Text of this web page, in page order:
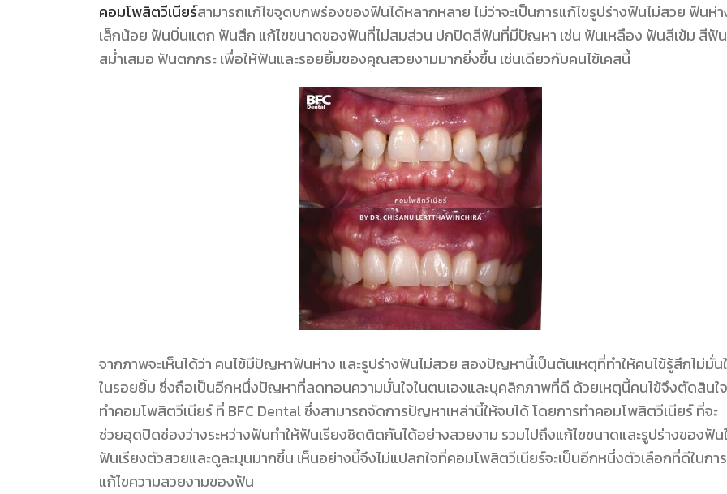
คอมโพสิตวีเนียร์สามารถแก้ไขจุดบกพร่องของฟันได้หลากหลาย ไม่ว่าจะเป็นการแก้ไขรูปร่างฟันไม่สวย ฟันห่
เล็กน้อย ฟันบิ่นแตก ฟันสึก แก้ไขขนาดของฟันที่ไม่สมส่วน ปกปิดสีฟันที่มีปัญหา เช่น ฟันเหลือง ฟันสีเข้ม สีฟั
สม่ำเสมอ ฟันตกกระ เพื่อให้ฟันและรอยยิ้มของคุณสวยงามมากยิ่งขึ้น เช่นเดียวกับคนไข้เคสนี้
จากภาพจะเห็นได้ว่า คนไข้มีปัญหาฟันห่าง และรูปร่างฟันไม่สวย สองปัญหานี้เป็นต้นเหตุที่ทำให้คนไข้รู้สึกไม่มั่น
ในรอยยิ้ม ซึ่งถือเป็นอีกหนึ่งปัญหาที่ลดทอนความมั่นใจในตนเองและบุคลิกภาพที่ดี ด้วยเหตุนี้คนไข้จึงตัดสินใจ
ทำคอมโพสิตวีเนียร์ ที่ BFC Dental ซึ่งสามารถจัดการปัญหาเหล่านี้ให้จบได้ โดยการทำคอมโพสิตวีเนียร์ ที่จะ
ช่วยอุดปิดช่องว่างระหว่างฟันทำให้ฟันเรียงชิดติดกันได้อย่างสวยงาม รวมไปถึงแก้ไขขนาดและรูปร่างของฟัน
ฟันเรียงตัวสวยและดูละมุนมากขึ้น เห็นอย่างนี้จึงไม่แปลกใจที่คอมโพสิตวีเนียร์จะเป็นอีกหนึ่งตัวเลือกที่ดีในการ
แก้ไขความสวยงามของฟัน